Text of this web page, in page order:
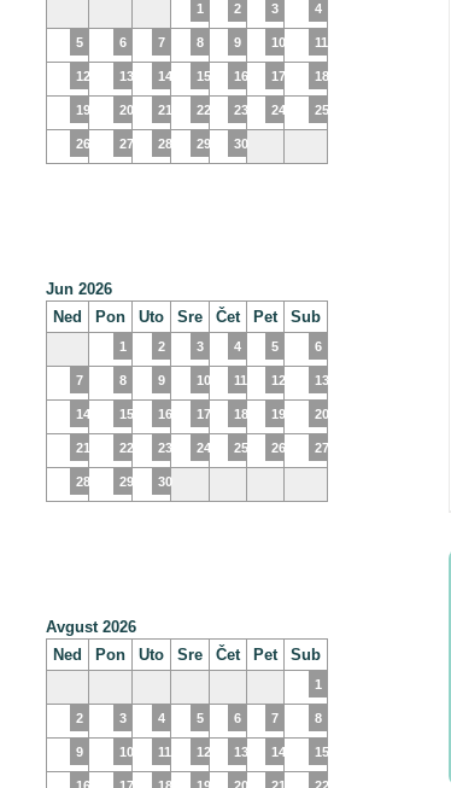
1 2 3 4
5 6 7 8 9 10 11
12 13 14 15 16 17 18
19 20 21 22 23 24 25
26 27 28 29 30
Jun 2026
Ned
Pon Uto Sre Čet Pet Sub
1 2 3 4 5 6
7 8 9 10 11 12 13
14 15 16 17 18 19 20
21 22 23 24 25 26 27
28 29 30
Avgust 2026
Ned
Pon Uto Sre Čet Pet Sub
1
2 3 4 5 6 7 8
9 10 11 12 13 14 15